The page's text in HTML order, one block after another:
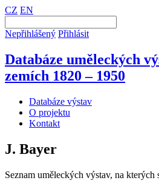
CZ EN
Nepřihlášený Přihlásit
Databáze uměleckých
zemích 1820 – 1950
Databáze výstav
O projektu
Kontakt
J. Bayer
Seznam uměleckých výstav, na kterých